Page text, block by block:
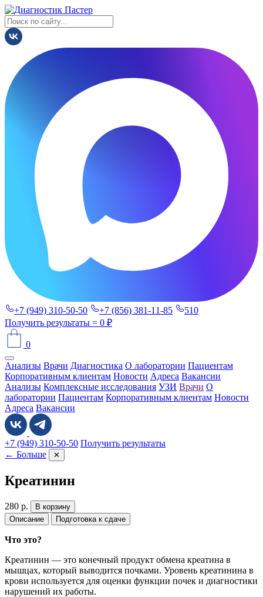
+7 (949) 310-50-50 +7 (856) 381-11-85
510
Получить результаты = 0 ₽
0
Анализы Врачи Диагностика О лаборатории Пациентам
Корпоративным клиентам Новости Адреса Вакансии
Анализы Комплексные исследования УЗИ Врачи О
лаборатории Пациентам Корпоративным клиентам Новости
Адреса Вакансии
+7 (949) 310-50-50 Получить результаты
← Больше
✕
Креатинин
280 р.
В корзину
Описание
Подготовка к сдаче
Что это?
Креатинин — это конечный продукт обмена креатина в
мышцах, который выводится почками. Уровень креатинина в
крови используется для оценки функции почек и диагностики
нарушений их работы.